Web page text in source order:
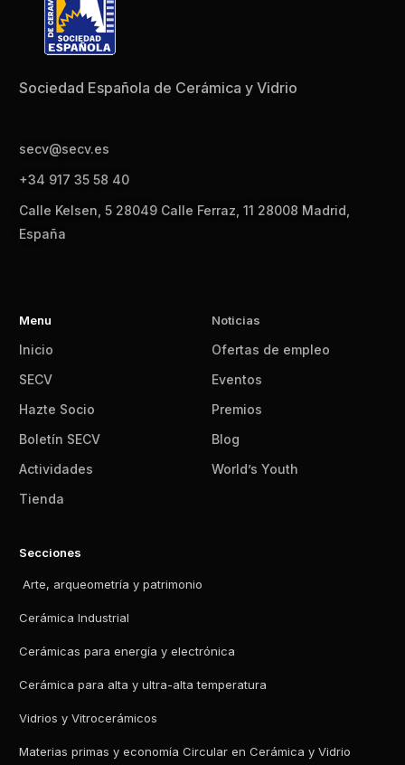
Sociedad Española de Cerámica y Vidrio
secv@secv.es
+34 917 35 58 40
Calle Kelsen, 5 28049 Calle Ferraz, 11 28008 Madrid,
España
Menu
Inicio
SECV
Hazte Socio
Boletín SECV
Actividades
Tienda
Noticias
Ofertas de empleo
Eventos
Premios
Blog
World’s Youth
Secciones
Arte, arqueometría y patrimonio
Cerámica Industrial
Cerámicas para energía y electrónica
Cerámica para alta y ultra-alta temperatura
Vidrios y Vitrocerámicos
Materias primas y economía Circular en Cerámica y Vidrio